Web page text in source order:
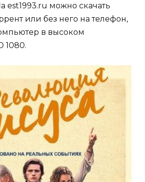
est1993.ru можно скачать
или без него на телефон,
в высоком
1080.